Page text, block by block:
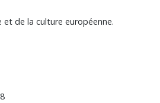
de la culture européenne.